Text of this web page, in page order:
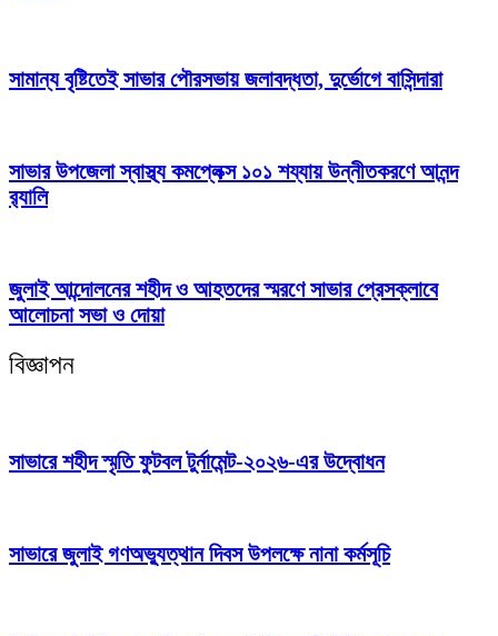
সামান্য বৃষ্টিতেই সাভার পৌরসভায় জলাবদ্ধতা, দুর্ভোগে বাসিন্দারা
সাভার উপজেলা স্বাস্থ্য কমপ্লেক্স ১০১ শয্যায় উন্নীতকরণে আনন্দ
র‍্যালি
জুলাই আন্দোলনের শহীদ ও আহতদের স্মরণে সাভার প্রেসক্লাবে
আলোচনা সভা ও দোয়া
বিজ্ঞাপন
সাভারে শহীদ স্মৃতি ফুটবল টুর্নামেন্ট-২০২৬-এর উদ্বোধন
সাভারে জুলাই গণঅভ্যুত্থান দিবস উপলক্ষে নানা কর্মসূচি